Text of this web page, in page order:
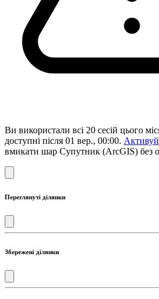
Ви використали всі 20 сесій цього
доступні після 01 вер., 00:00.
вмикати шар Супутник (ArcGIS) без
Переглянуті ділянки
Збережені ділянки